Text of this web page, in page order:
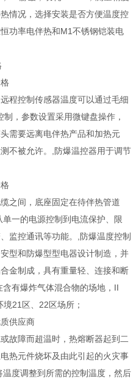
情况，选择安装是否方便温度控
功率电伴热和M1不锈钢铠装电
程控制传感器温度可以通过毛细
，参数设置采用微键盘操作，
需要远离电伴热产品和加热元
不被允许。,防爆温控器用于调节
之间，底座固定在待伴热管道
单一的电源控制到电流保护、限
监控通讯等功能。,防爆温度控制
型和防爆型型电器设计制造，并
金制成，具有重量轻、连接和断
有爆炸气体混合物的场地，II
21区、22区场所；
供应商
故障而超温时，热熔断器起到二
热元件烧坏及由此引起的火灾事
度调整到所需的控制温度，然后